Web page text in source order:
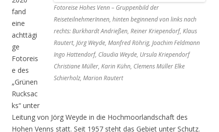
Fotoreise Hohes Venn – Gruppenbild der
ReiseteilnehmerInnen, hinten beginnend von links nach
rechts: Burkhardt Andrießen, Reiner Kriependorf, Klaus
Rautert, Jörg Weyde, Manfred Röhrig, Joachim Feldmann
Ingo Hattendorf, Claudia Weyde, Ursula Kriependorf
Christiane Müller, Karin Kühn, Clemens Müller Elke
Schierholz, Marion Rautert
fand
eine
achttägi
ge
Fotoreis
e des
„Grünen
Rucksac
ks“ unter
Leitung von Jörg Weyde in die Hochmoorlandschaft des
Hohen Venns statt. Seit 1957 steht das Gebiet unter Schutz.